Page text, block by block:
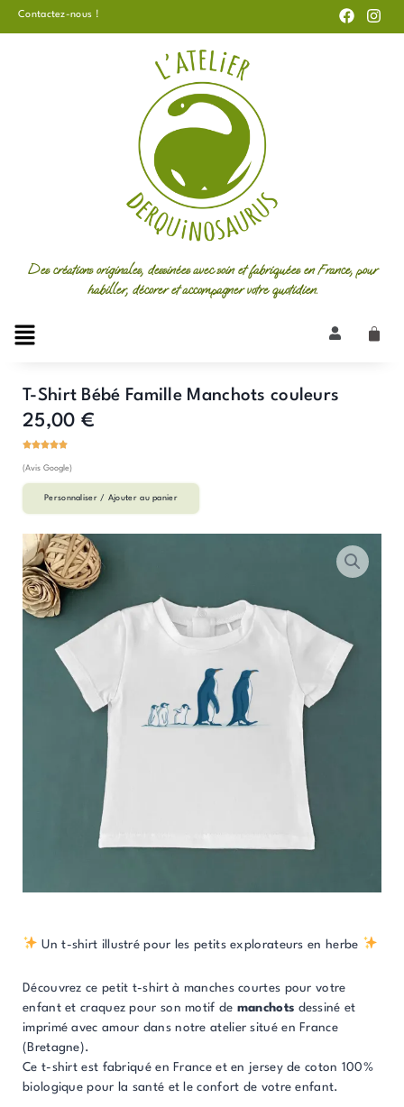
Aller
Contactez-nous !
a
c
n
s
Des créations originales, dessinées avec soin et fabriquées en France, pour
habiller, décorer et accompagner votre quotidien.
T-Shirt Bébé Famille Manchots couleurs
25,00 €
(Avis Google)
Personnaliser / Ajouter au panier
Un t-shirt illustré pour les petits explorateurs en herbe
Découvrez ce petit t-shirt à manches courtes pour votre
enfant et craquez pour son motif de manchots dessiné et
imprimé avec amour dans notre atelier situé en France
(Bretagne).
Ce t-shirt est fabriqué en France et en jersey de coton 100%
biologique pour la santé et le confort de votre enfant.